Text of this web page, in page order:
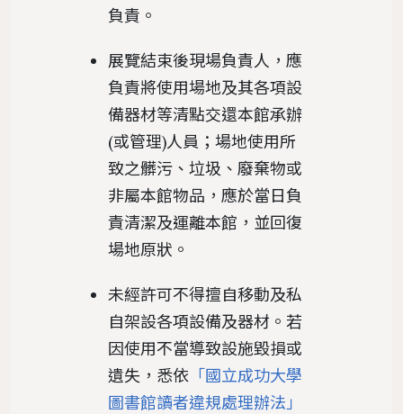
負責。
展覽結束後現場負責人，應
負責將使用場地及其各項設
備器材等清點交還本館承辦
(或管理)人員；場地使用所
致之髒污、垃圾、廢棄物或
非屬本館物品，應於當日負
責清潔及運離本館，並回復
場地原狀。
未經許可不得擅自移動及私
自架設各項設備及器材。若
因使用不當導致設施毀損或
遺失，悉依 「國立成功大學
圖書館讀者違規處理辦法」